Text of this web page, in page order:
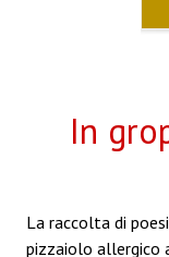
In
La raccolta di
pizzaiolo allergico